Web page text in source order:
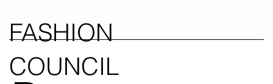
FASHION
COUNCIL